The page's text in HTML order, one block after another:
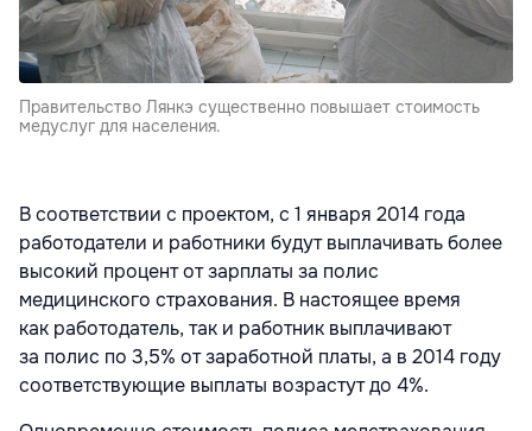
Правительство Лянкэ существенно повышает стоимость
медуслуг для населения.
В соответствии с проектом, с 1 января 2014 года
работодатели и работники будут выплачивать более
высокий процент от зарплаты за полис
медицинского страхования. В настоящее время
как работодатель, так и работник выплачивают
за полис по 3,5% от заработной платы, а в 2014 году
соответствующие выплаты возрастут до 4%.